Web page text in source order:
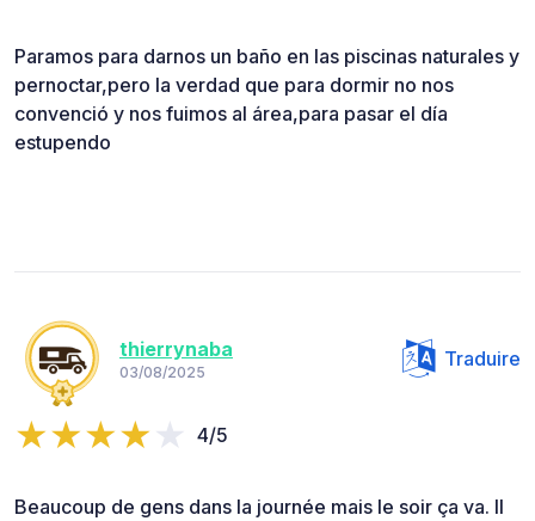
Paramos para darnos un baño en las piscinas naturales y
pernoctar,pero la verdad que para dormir no nos
convenció y nos fuimos al área,para pasar el día
estupendo
thierrynaba
03/08/2025
Traduire
4/5
Beaucoup de gens dans la journée mais le soir ça va. Il